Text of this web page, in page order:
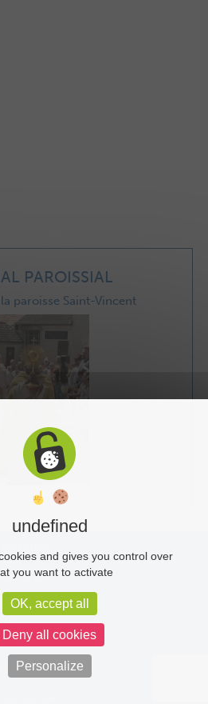
PAROISSIAL
paroisse Saint-Vincent
du site
légales
de confidentialité
undefined
and gives you control over
you want to activate
OK, accept all
Deny all cookies
Personalize